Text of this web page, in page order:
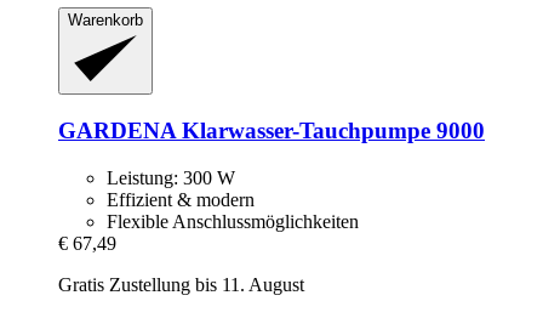
Warenkorb
GARDENA Klarwasser-​Tauchpumpe 9000
Leistung: 300 W
Effizient & modern
Flexible Anschlussmöglichkeiten
€ 67,49
Gratis Zustellung bis 11. August